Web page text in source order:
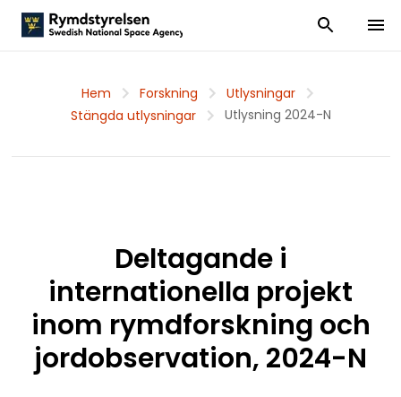
Visa och dölj
Visa
Hem Forskning
Utlysningar
Stängda utlysningar
Utlysning 2024-N
Deltagande i
internationella projekt
inom rymdforskning och
jordobservation, 2024-N